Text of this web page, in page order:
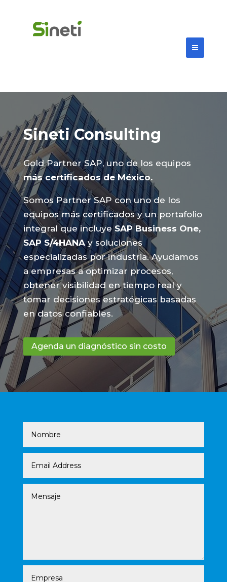
Sineti Consulting
Gold Partner SAP, uno de los equipos
más certificados de México.
Somos Partner SAP con uno de los
equipos más certificados y un portafolio
integral que incluyeSAP Business One,
SAP S/4HANAy soluciones
especializadas por industria. Ayudamos
a empresas a optimizar procesos,
obtener visibilidad en tiempo real y
tomar decisiones estratégicas basadas
en datos confiables.
Agenda un diagnóstico sin costo